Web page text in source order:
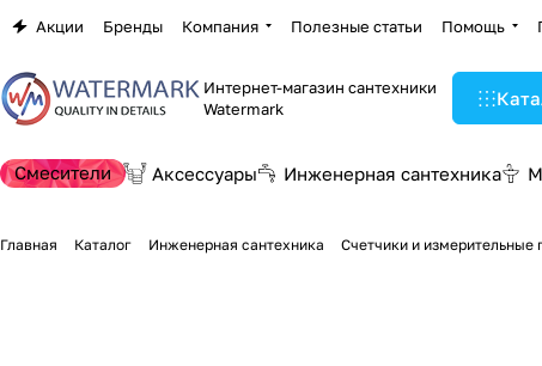
Акции Бренды Компания Полезные статьи Помощь
Интернет-магазин сантехники
Watermark
Смесители Аксессуары Инженерная сантехника
Главная Каталог Инженерная сантехника Счетчики и измерительные